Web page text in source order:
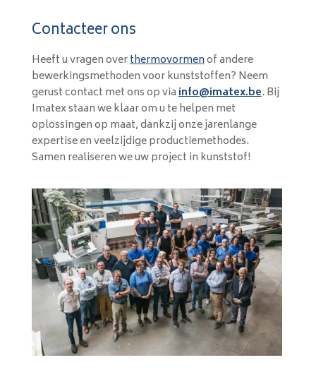
Contacteer ons
Heeft u vragen overthermovormenof andere
bewerkingsmethoden voor kunststoffen? Neem
gerust contact met ons op viainfo@imatex.be. Bij
Imatex staan we klaar om u te helpen met
oplossingen op maat, dankzij onze jarenlange
expertise en veelzijdige productiemethodes.
Samen realiseren we uw project in kunststof!